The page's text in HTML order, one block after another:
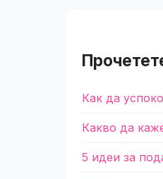
Как да
Какво да
5 идеи за